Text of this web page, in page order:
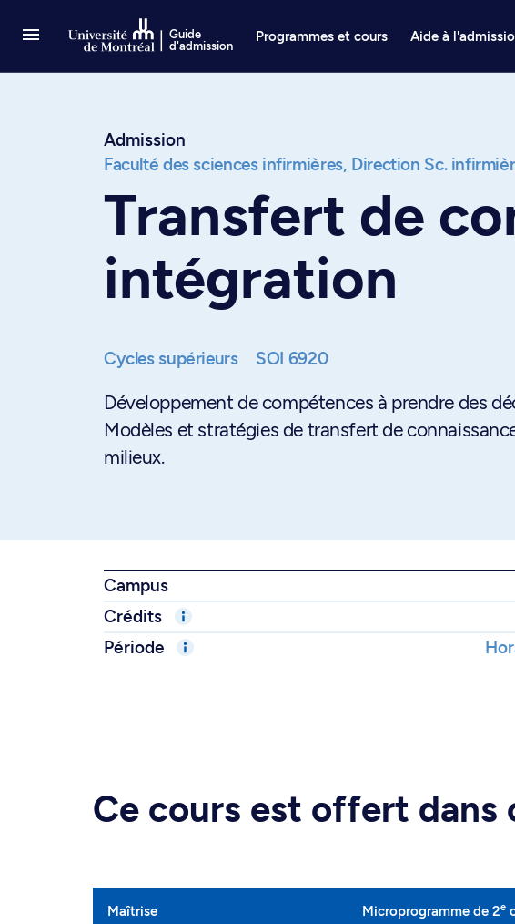
Guide
d'admission
Programmes et cours Aide à
Admission
Faculté des sciences infirmières, Direction Sc.
Transfert de
intégration
Cycles supérieurs SOI 6920
Développement de compétences à prendre des
Modèles et stratégies de transfert de
milieux.
Campus
Crédits
Période
Ce cours est offert dans
Maîtrise Microprogramme de 2e